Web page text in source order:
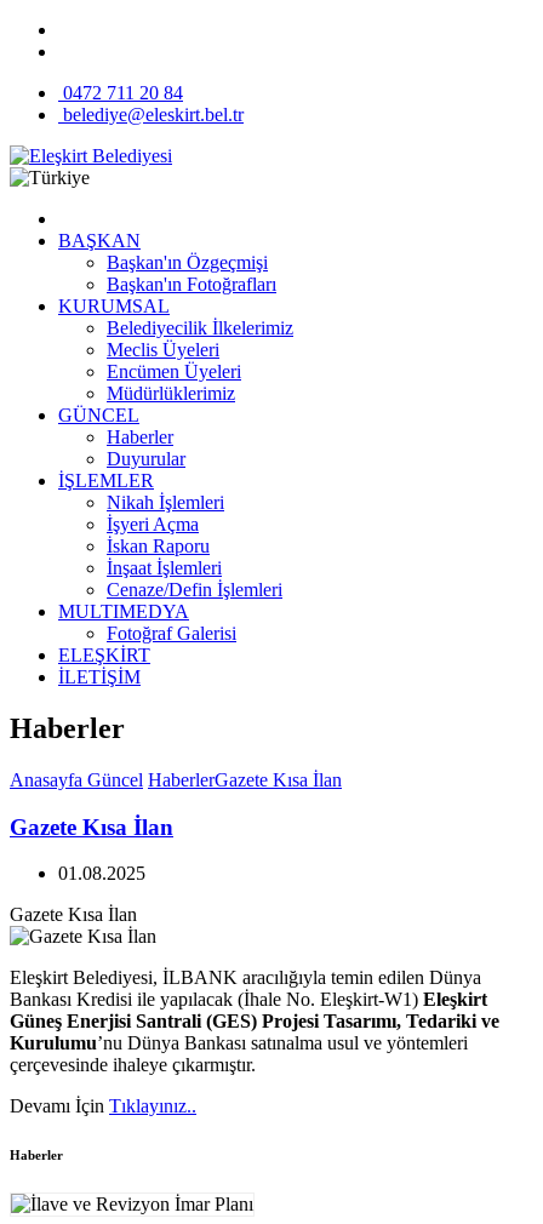
0472 711 20 84
belediye@eleskirt.bel.tr
BAŞKAN
Başkan'ın Özgeçmişi
Başkan'ın Fotoğrafları
KURUMSAL
Belediyecilik İlkelerimiz
Meclis Üyeleri
Encümen Üyeleri
Müdürlüklerimiz
GÜNCEL
Haberler
Duyurular
İŞLEMLER
Nikah İşlemleri
İşyeri Açma
İskan Raporu
İnşaat İşlemleri
Cenaze/Defin İşlemleri
MULTIMEDYA
Fotoğraf Galerisi
ELEŞKİRT
İLETİŞİM
Haberler
Anasayfa Güncel HaberlerGazete Kısa İlan
Gazete Kısa İlan
01.08.2025
Gazete Kısa İlan
Eleşkirt Belediyesi, İLBANK aracılığıyla temin edilen Dünya
Bankası Kredisi ile yapılacak (İhale No. Eleşkirt-W1) Eleşkirt
Güneş Enerjisi Santrali (GES) Projesi Tasarımı, Tedariki ve
Kurulumu’nu Dünya Bankası satınalma usul ve yöntemleri
çerçevesinde ihaleye çıkarmıştır.
Devamı İçin Tıklayınız..
Haberler